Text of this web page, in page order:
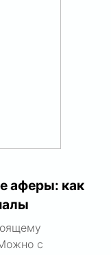
аферы: как
с